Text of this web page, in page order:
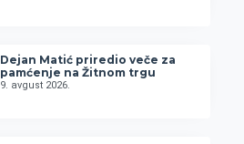
Dejan Matić priredio veče za
pamćenje na Žitnom trgu
9. avgust 2026.